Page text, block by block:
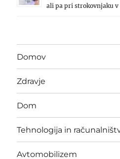
ali pa pri strokovnjaku
Domov
Zdravje
Dom
Tehnologija in
Avtomobilizem